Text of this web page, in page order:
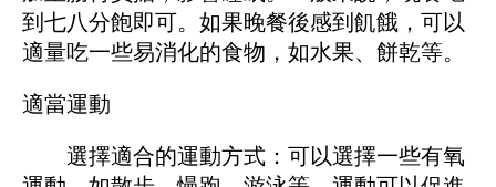
到七八分飽即可。如果晚餐後感到飢餓，可以
適量吃一些易消化的食物，如水果、餅乾等。
適當運動
選擇適合的運動方式：可以選擇一些有氧